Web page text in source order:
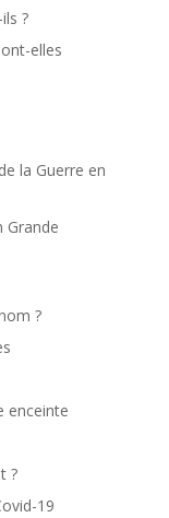
?
elles
la Guerre en
Grande
?
enceinte
?
19